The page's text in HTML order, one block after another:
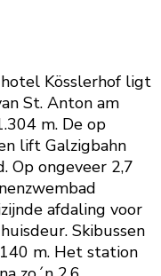
Kösslerhof ligt
St. Anton am
m. De op
lift Galzigbahn
Op ongeveer 2,7
afdaling voor
Skibussen
m. Het station